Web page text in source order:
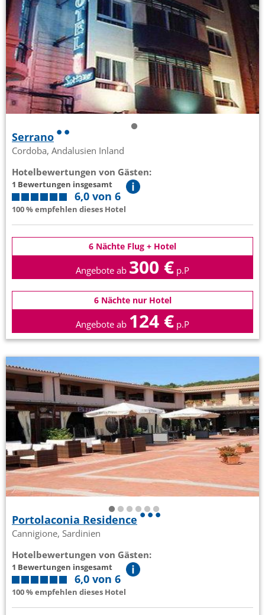
Serrano
Cordoba, Andalusien Inland
Hotelbewertungen von Gästen:
1 Bewertungen insgesamt
6,0 von 6
100 % empfehlen dieses Hotel
6 Nächte Flug + Hotel
Angebote ab 300 € p.P
6 Nächte nur Hotel
Angebote ab 124 € p.P
Portolaconia Residence
Cannigione, Sardinien
Hotelbewertungen von Gästen:
1 Bewertungen insgesamt
6,0 von 6
100 % empfehlen dieses Hotel